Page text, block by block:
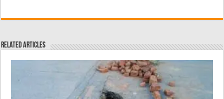
c
e
b
it
r
C
at
ai ss
n
g
er
at
A
p
p
Related Articles